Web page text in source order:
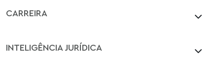
CARREIRA
INTELIGÊNCIA JURÍDICA